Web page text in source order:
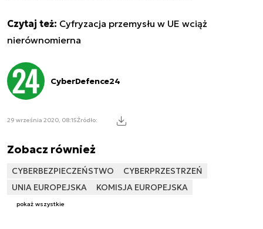
Czytaj też: Cyfryzacja przemysłu w UE wciąż
nierównomierna
CyberDefence24
29 września 2020, 08:15Źródło:
Zobacz również
CYBERBEZPIECZEŃSTWO
CYBERPRZESTRZEŃ
UNIA EUROPEJSKA
KOMISJA EUROPEJSKA
pokaż wszystkie